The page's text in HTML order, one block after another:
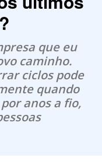
que eu
caminho.
ciclos pode
quando
anos a fio,